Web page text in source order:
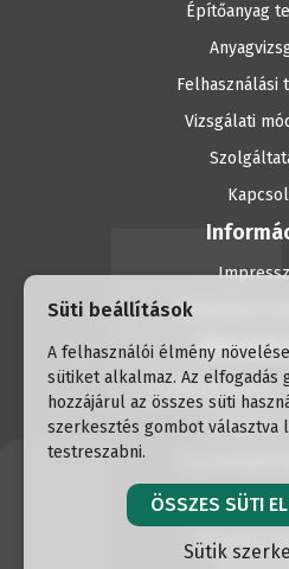
Építőanyag
Felhasználási
Vizsgálati
Adatvédelmi
H-1056 Budapest,
+36 30 337
Weboldal
Süti beállítások
A felhasználói élmény
sütiket alkalmaz. Az elfogadás
hozzájárul az összes süti
szerkesztés gombot választva
testreszabni.
ÖSSZES SÜTI
Sütik